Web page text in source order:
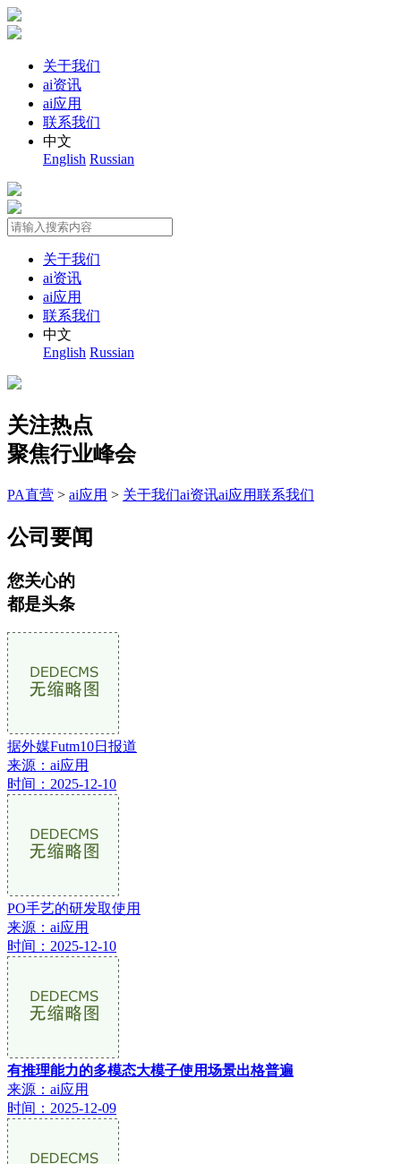
关于我们
ai资讯
ai应用
联系我们
中文
English Russian
关于我们
ai资讯
ai应用
联系我们
中文
English Russian
关注热点
聚焦行业峰会
PA直营 > ai应用 > 关于我们ai资讯ai应用联系我们
公司要闻
您关心的
都是头条
据外媒Futm10日报道
来源：ai应用
时间：2025-12-10
PO手艺的研发取使用
来源：ai应用
时间：2025-12-10
有推理能力的多模态大模子使用场景出格普遍
来源：ai应用
时间：2025-12-09